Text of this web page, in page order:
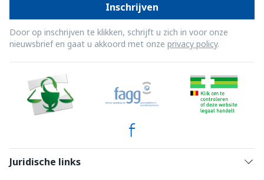
Inschrijven
Door op inschrijven te klikken, schrijft u zich in voor onze
nieuwsbrief en gaat u akkoord met onze privacy policy.
Juridische links